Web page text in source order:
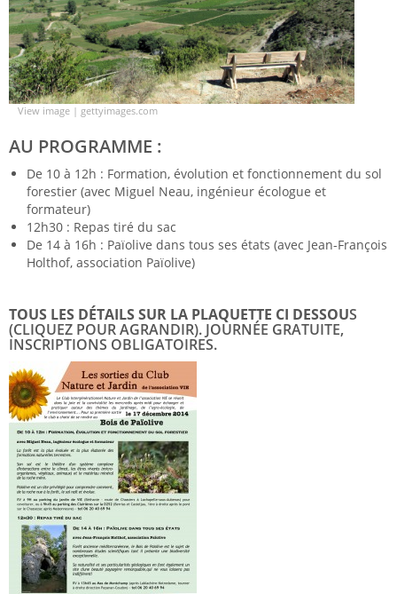
View image | gettyimages.com
AU PROGRAMME :
De 10 à 12h : Formation, évolution et fonctionnement du sol
forestier (avec Miguel Neau, ingénieur écologue et
formateur)
12h30 : Repas tiré du sac
De 14 à 16h : Païolive dans tous ses états (avec Jean-François
Holthof, association Païolive)
TOUS LES DÉTAILS SUR LA PLAQUETTE CI DESSOUS
(CLIQUEZ POUR AGRANDIR). JOURNÉE GRATUITE,
INSCRIPTIONS OBLIGATOIRES.